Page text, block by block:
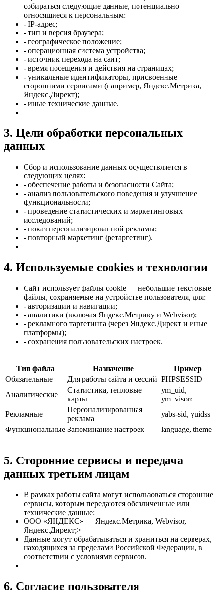
собираться следующие данные, потенциально
относящиеся к персональным:
- IP-адрес;
- тип и версия браузера;
- географическое положение;
- операционная система устройства;
- источник перехода на сайт;
- время посещения и действия на страницах;
- уникальные идентификаторы, присвоенные
сторонними сервисами (например, Яндекс.Метрика,
Яндекс.Директ);
- иные технические данные.
3. Цели обработки персональных
данных
Сбор и использование данных осуществляется в
следующих целях:
- обеспечение работы и безопасности Сайта;
- анализ пользовательского поведения и улучшение
функциональности;
- проведение статистических и маркетинговых
исследований;
- показ персонализированной рекламы;
- повторный маркетинг (ретаргетинг).
4. Используемые cookies и технологии
Сайт использует файлы cookie — небольшие текстовые
файлы, сохраняемые на устройстве пользователя, для:
- авторизации и навигации;
- аналитики (включая Яндекс.Метрику и Webvisor);
- рекламного таргетинга (через Яндекс.Директ и иные
платформы);
- сохранения пользовательских настроек.
Тип файла Назначение
Пример
Обязательные
Для работы сайта и сессий PHPSESSID
Аналитические
Статистика, тепловые
карты
ym_uid,
ym_visorc
Рекламные
Персонализированная
реклама
yabs-sid, yuidss
Функциональные Запоминание настроек language, theme
5. Сторонние сервисы и передача
данных третьим лицам
В рамках работы сайта могут использоваться сторонние
сервисы, которым передаются обезличенные или
технические данные:
ООО «ЯНДЕКС» — Яндекс.Метрика, Webvisor,
Яндекс.Директ;>
Данные могут обрабатываться и храниться на серверах,
находящихся за пределами Российской Федерации, в
соответствии с условиями сервисов.
6. Согласие пользователя